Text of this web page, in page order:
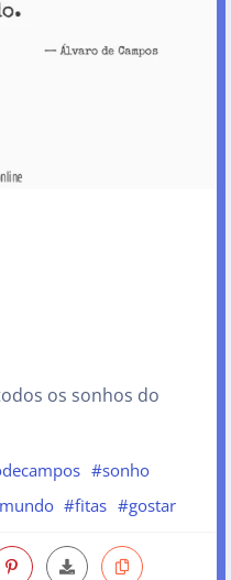
os sonhos do
#sonho
#fitas #gostar